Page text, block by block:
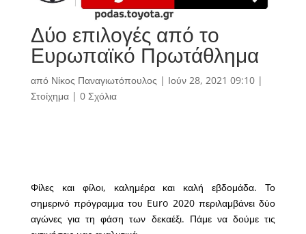
Δύο επιλογές από το
Ευρωπαϊκό Πρωτάθλημα
από Νίκος Παναγιωτόπουλος | Ιούν 28, 2021 09:10|
Στοίχημα| 0 Σχόλια
Φίλες και φίλοι, καλημέρα και καλή εβδομάδα. Το
σημερινό πρόγραμμα του Euro 2020 περιλαμβάνει δύο
αγώνες για τη φάση των δεκαέξι. Πάμε να δούμε τις